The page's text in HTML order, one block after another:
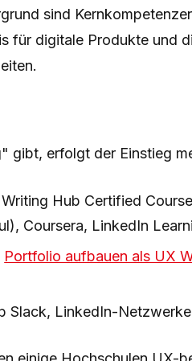
sind
für digitale Produkte und
gibt, erfolgt der Einstieg
Hub Certified
Coursera, LinkedIn
Portfolio aufbauen als UX
Slack, LinkedIn-